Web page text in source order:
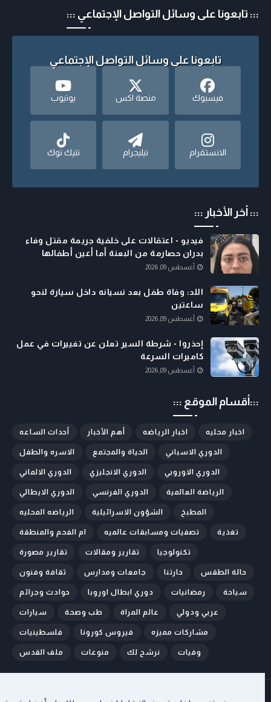
::: تابعونا على وسائل التواصل الإجتماعي :::
تابعونا على وسائل التواصل الإجتماعي
فيسبوك منصة اكس يوتيوب
الانستقرام تيليجرام تتيك توك
::: أخر الأخبار :::
فيديو - اعتقالات على خلفية جريمة مقتل وفاء
بدران حصارمة من البعنة أما أعين أطفالها
أغسطس 09, 2026
اللد: وفاة طفل بعد نسيانه داخل سيارة لنحو
ساعتين
أغسطس 09, 2026
إحذروا - شرطة السير تعلن عن تغييرات في عمل
كاميرات السرعة
أغسطس 09, 2026
:::أقسام الموقع :::
أحداث الساعه أهم الأخبار اخبار الرياضه اخبار محليه
الاسره والطفل الحياة والمجتمع الدوري الاسباني
الدوري الالماني الدوري الانجليزي الدوري الاوروبي
الدوري الايطالي الدوري الفرنسي الرياضة العالمية
الرياضه المحليه الشؤون الاسرائيلية المطبخ
ام الفحم والمنطقة تصفيات ومسابقات عالميه تغذية
تقارير مصورة تقارير ومقالات تكنولوجيا
ثقافة وفنون جامعات ومدارس حارتنا حالة الطقس
حوادث وجرائم دوري ابطال اوروبا رمضانيات سياحة
سيارات طب وصحة عالم المراة عربي ودولي
فلسطينيات فيروس كورونا مشاركات مميزه
ملف القدس منوعات نرشح لك وفيات
سياسة الخصوصية